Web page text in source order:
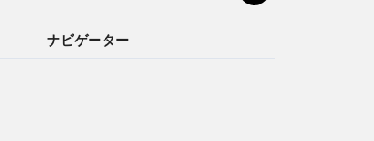
ナビゲーター